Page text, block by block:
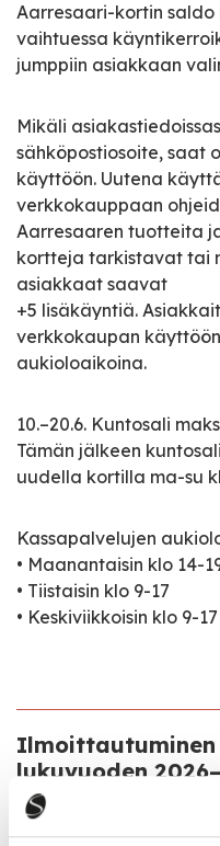
Aarresaari-kortin
vaihtuessa
jumppiin asiakkaan
Mikäli
sähköpostiosoite, saat
käyttöön. Uutena
verkkokauppaan
Aarresaaren tuotteita
kortteja tarkistavat tai
asiakkaat saavat
+5 lisäkäyntiä.
verkkokaupan
aukioloaikoina.
10.–20.6. Kuntosali
Tämän jälkeen
uudella kortilla ma-su
Kassapalvelujen
• Maanantaisin klo 14-
• Tiistaisin klo 9-17
• Keskiviikkoisin klo 9-17
Ilmoittautuminen
lukuvuoden
10.8.2026
Kansalaisopisto